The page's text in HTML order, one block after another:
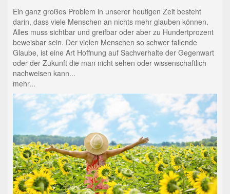
Ein ganz großes Problem in unserer heutigen Zeit besteht
darin, dass viele Menschen an nichts mehr glauben können.
Alles muss sichtbar und greifbar oder aber zu Hundertprozent
beweisbar sein. Der vielen Menschen so schwer fallende
Glaube, ist eine Art Hoffnung auf Sachverhalte der Gegenwart
oder der Zukunft die man nicht sehen oder wissenschaftlich
nachweisen kann...
mehr...